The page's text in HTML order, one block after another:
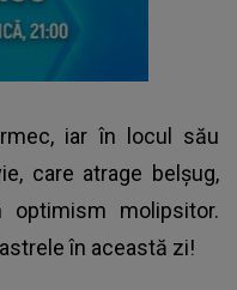
iar în locul său
care atrage belșug,
molipsitor.
în această zi!